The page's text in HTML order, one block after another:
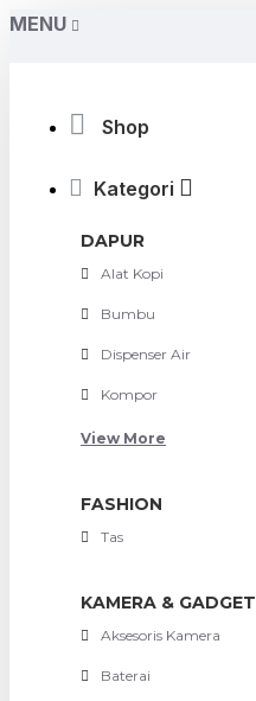
MENU
Shop
Kategori
DAPUR
Alat Kopi
Bumbu
Dispenser Air
Kompor
View More
FASHION
Tas
KAMERA & GADGET
Aksesoris Kamera
Baterai